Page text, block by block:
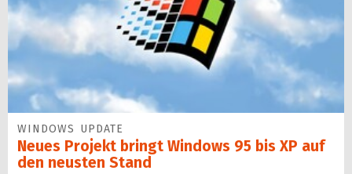
WINDOWS UPDATE
Neues Projekt bringt Windows 95 bis XP auf
den neusten Stand